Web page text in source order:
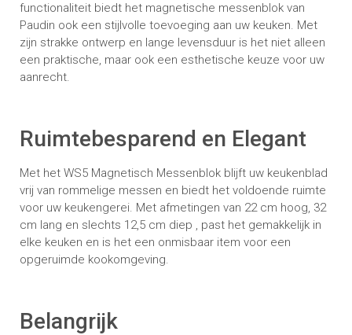
functionaliteit biedt het magnetische messenblok van
Paudin ook een stijlvolle toevoeging aan uw keuken. Met
zijn strakke ontwerp en lange levensduur is het niet alleen
een praktische, maar ook een esthetische keuze voor uw
aanrecht.
Ruimtebesparend en Elegant
Met het WS5 Magnetisch Messenblok blijft uw keukenblad
vrij van rommelige messen en biedt het voldoende ruimte
voor uw keukengerei. Met afmetingen van 22 cm hoog, 32
cm lang en slechts 12,5 cm diep , past het gemakkelijk in
elke keuken en is het een onmisbaar item voor een
opgeruimde kookomgeving.
Belangrijk